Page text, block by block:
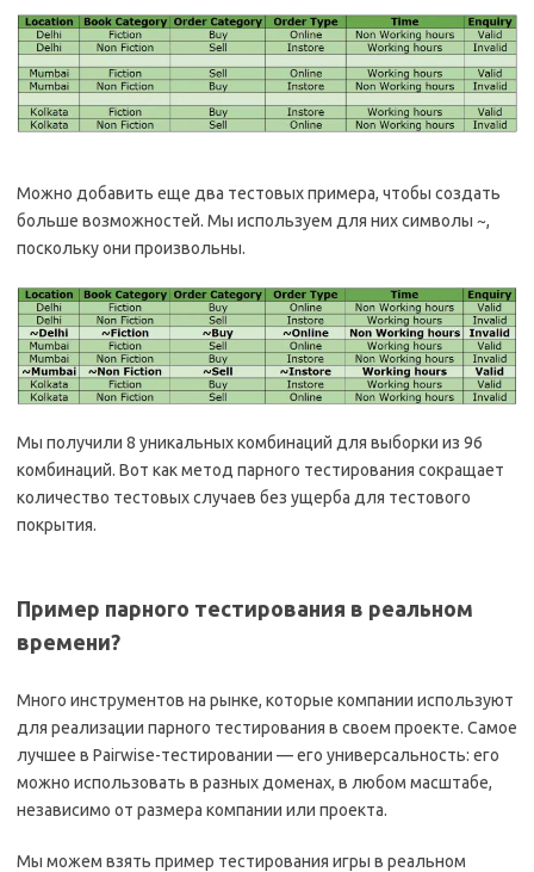
Можно добавить еще два тестовых примера, чтобы создать
больше возможностей. Мы используем для них символы ~,
поскольку они произвольны.
Мы получили 8 уникальных комбинаций для выборки из 96
комбинаций. Вот как метод парного тестирования сокращает
количество тестовых случаев без ущерба для тестового
покрытия.
Пример парного тестирования в реальном
времени?
Много инструментов на рынке, которые компании используют
для реализации парного тестирования в своем проекте. Самое
лучшее в Pairwise-тестировании — его универсальность: его
можно использовать в разных доменах, в любом масштабе,
независимо от размера компании или проекта.
Мы можем взять пример тестирования игры в реальном